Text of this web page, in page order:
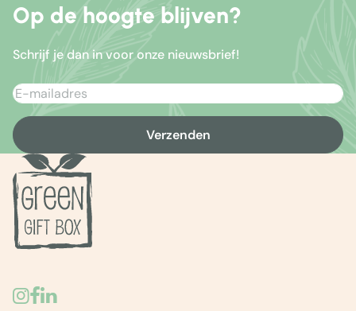
Op de hoogte blijven?
Schrijf je dan in voor onze nieuwsbrief!
Verzenden